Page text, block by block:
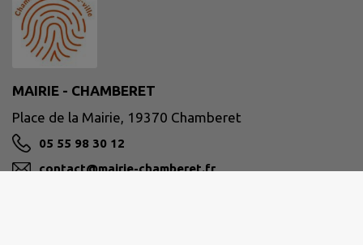
MAIRIE - CHAMBERET
Place de la Mairie, 19370 Chamberet
05 55 98 30 12
contact@mairie-chamberet.fr